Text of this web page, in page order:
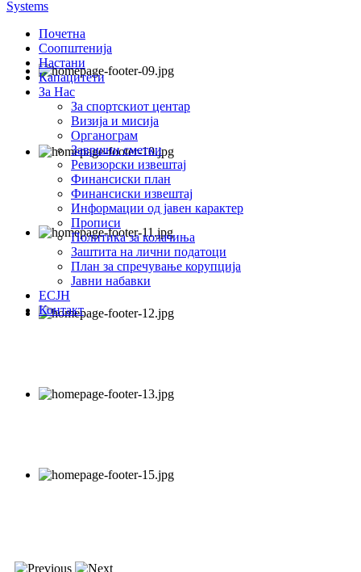
Systems
Почетна
Соопштенија
Настани
Капацитети
За Нас
За спортскиот центар
Визија и мисија
Органограм
Завршни сметки
Ревизорски извештај
Финансиски план
Финансиски извештај
Информации од јавен карактер
Прописи
Политика за колачиња
Заштита на лични податоци
План за спречување корупција
Јавни набавки
ЕСЈН
Контакт